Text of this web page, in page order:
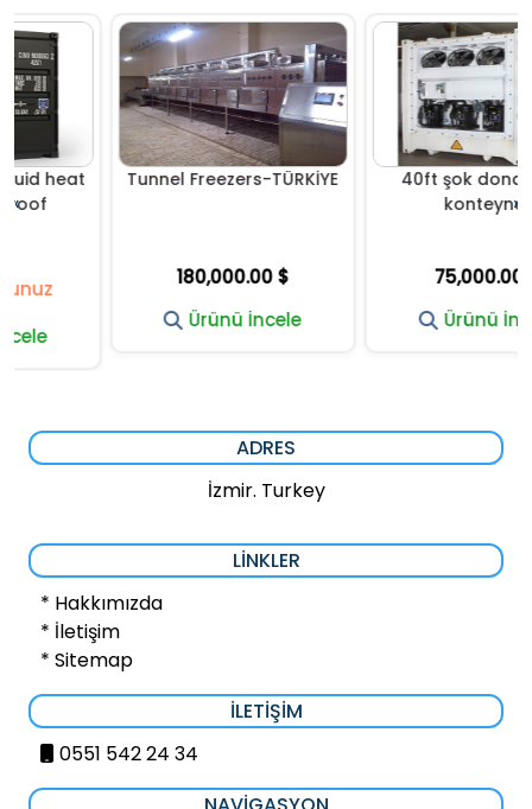
TÜRKİYE +90 5374637147
info@gigamend.com
Tunnel Freezers-TÜRKİYE
180,000.00 $
Ürünü İncele
40ft şok dondurucu
konteyner
75,000.00 $
Ürünü İncele
‹ ›
ADRES
İzmir. Turkey
LINKLER
* Hakkımızda
* İletişim
* Sitemap
İLETIŞIM
0551 542 24 34